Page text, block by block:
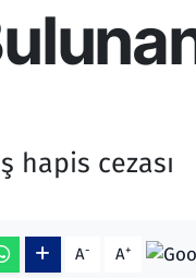
hapis cezası
A- A+